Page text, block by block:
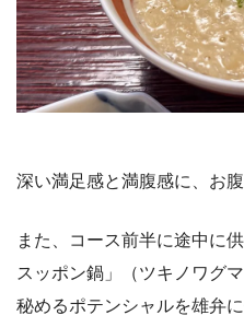
深い満足感と満腹感に、お
また、コース前半に途中に
スッポン鍋」（ツキノワグ
秘めるポテンシャルを雄弁